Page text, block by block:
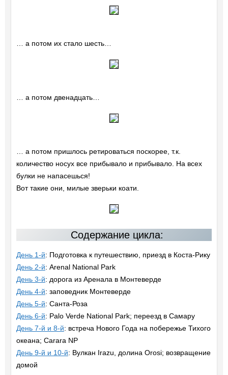
… а потом их стало шесть…
… а потом двенадцать…
… а потом пришлось ретироваться поскорее, т.к.
количество носух все прибывало и прибывало. На всех
булки не напасешься!
Вот такие они, милые зверьки коати.
Содержание цикла:
День 1-й: Подготовка к путешествию, приезд в Коста-Рику
День 2-й: Arenal National Park
День 3-й: дорога из Аренала в Монтеверде
День 4-й: заповедник Монтеверде
День 5-й: Санта-Роза
День 6-й: Palo Verde National Park; переезд в Самару
День 7-й и 8-й: встреча Нового Года на побережье Тихого
океана; Carara NP
День 9-й и 10-й: Вулкан Irazu, долина Orosi; возвращение
домой